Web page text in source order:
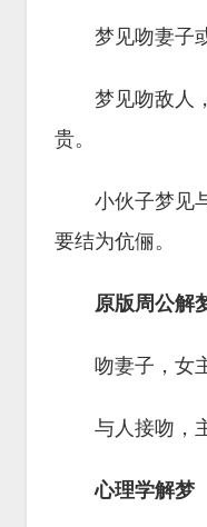
梦见吻妻子或
梦见吻敌人，
贵。
小伙子梦见与
要结为伉俪。
原版周公解
吻妻子，女主
与人接吻，主
心理学解梦